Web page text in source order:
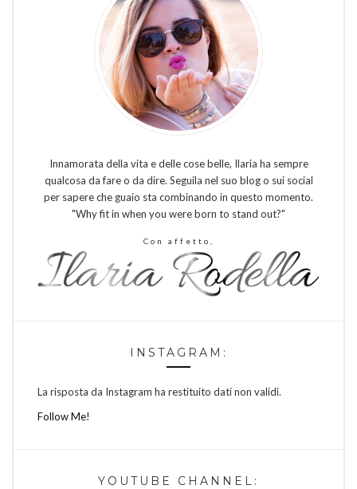
Innamorata della vita e delle cose belle, Ilaria ha sempre
qualcosa da fare o da dire. Seguila nel suo blog o sui social
per sapere che guaio sta combinando in questo momento.
"Why fit in when you were born to stand out?"
Con affetto,
INSTAGRAM:
La risposta da Instagram ha restituito dati non validi.
Follow Me!
YOUTUBE CHANNEL: